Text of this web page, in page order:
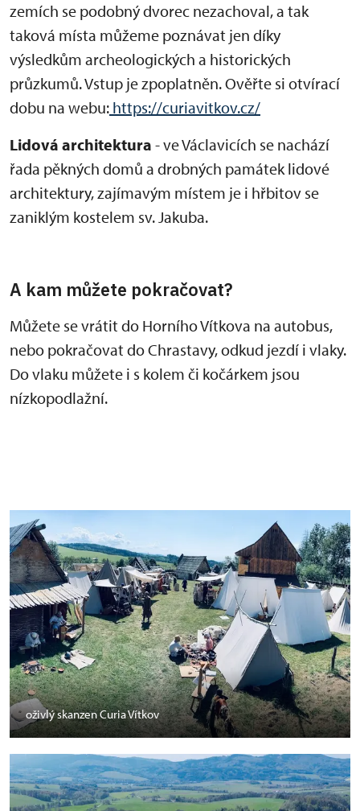
zemích se podobný dvorec nezachoval, a tak
taková místa můžeme poznávat jen díky
výsledkům archeologických a historických
průzkumů. Vstup je zpoplatněn. Ověřte si otvírací
dobu na webu: https://curiavitkov.cz/
Lidová architektura - ve Václavicích se nachází
řada pěkných domů a drobných památek lidové
architektury, zajímavým místem je i hřbitov se
zaniklým kostelem sv. Jakuba.
A kam můžete pokračovat?
Můžete se vrátit do Horního Vítkova na autobus,
nebo pokračovat do Chrastavy, odkud jezdí i vlaky.
Do vlaku můžete i s kolem či kočárkem jsou
nízkopodlažní.
oživlý skanzen Curia Vítkov